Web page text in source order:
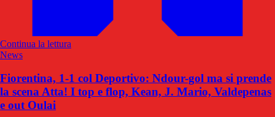
Continua la lettura
News
Fiorentina, 1-1 col Deportivo: Ndour-gol ma si prende
la scena Atta! I top e flop, Kean, J. Mario, Valdepenas
e out Oulai